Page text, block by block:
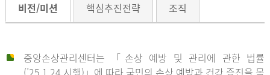
비전/미션 핵심추진전략 조직
중앙손상관리센터는 「손상 예방 및 관리에 관한 법률
(’25.1.24.시행)」에 따라 국민의 손상 예방과 건강 증진을 목